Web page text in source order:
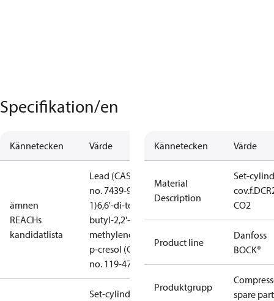
Specifikation/en
Kännetecken Värde
ämnen
REACHs
kandidatlista
Lead (CAS
no. 7439-92-
1)6,6'-di-tert-
butyl-2,2'-
methylenedi-
p-cresol (CAS
no. 119-47-1)
Set-cylinder
Kännetecken Värde
Material
Description
Set-
CO2
Product line
Danfoss
BOCK®
Produktgrupp
spare